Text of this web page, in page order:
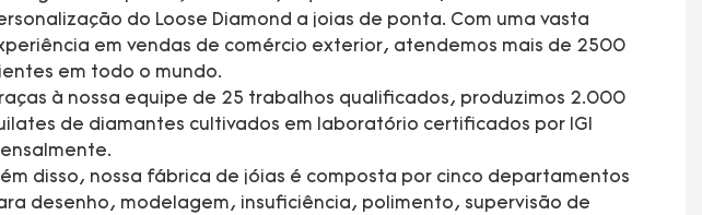
do Loose Diamond a joias de ponta. Com uma vasta
em vendas de comércio exterior, atendemos mais de 2500
em todo o mundo.
à nossa equipe de 25 trabalhos qualificados, produzimos 2.000
de diamantes cultivados em laboratório certificados por IGI
disso, nossa fábrica de jóias é composta por cinco departamentos
desenho, modelagem, insuficiência, polimento, supervisão de